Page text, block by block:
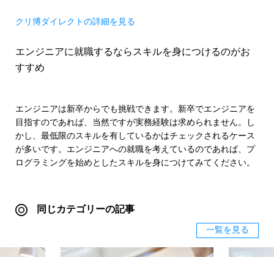
クリ博ダイレクトの詳細を見る
エンジニアに就職するならスキルを身につけるのがお
すすめ
エンジニアは新卒からでも挑戦できます。新卒でエンジニアを
目指すのであれば、当然ですが実務経験は求められません。し
かし、最低限のスキルを有しているかはチェックされるケース
が多いです。エンジニアへの就職を考えているのであれば、プ
ログラミングを始めとしたスキルを身につけてみてください。
同じカテゴリーの記事
一覧を見る